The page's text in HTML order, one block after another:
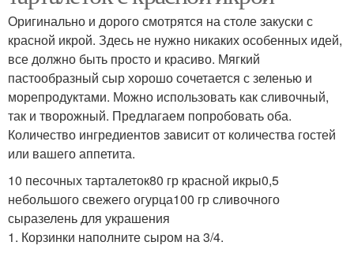
Оригинально и дорого смотрятся на столе закуски с
красной икрой. Здесь не нужно никаких особенных идей,
все должно быть просто и красиво. Мягкий
пастообразный сыр хорошо сочетается с зеленью и
морепродуктами. Можно использовать как сливочный,
так и творожный. Предлагаем попробовать оба.
Количество ингредиентов зависит от количества гостей
или вашего аппетита.
10 песочных тарталеток80 гр красной икры0,5
небольшого свежего огурца100 гр сливочного
сыразелень для украшения
1. Корзинки наполните сыром на 3/4.